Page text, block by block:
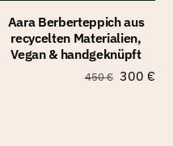
Aara Berberteppich aus
recycelten Materialien,
Vegan & handgeknüpft
450€ 300 €